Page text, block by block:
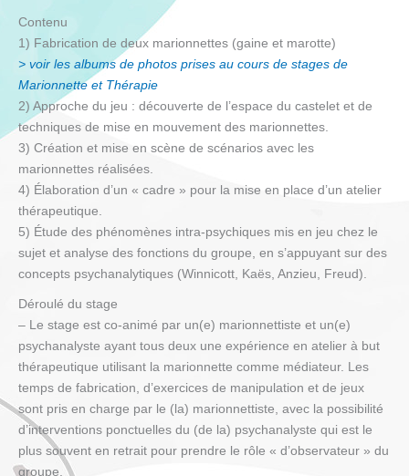
Contenu
1) Fabrication de deux marionnettes (gaine et marotte)
> voir les albums de photos prises au cours de stages de
Marionnette et Thérapie
2) Approche du jeu : découverte de l’espace du castelet et de
techniques de mise en mouvement des marionnettes.
3) Création et mise en scène de scénarios avec les
marionnettes réalisées.
4) Élaboration d’un « cadre » pour la mise en place d’un atelier
thérapeutique.
5) Étude des phénomènes intra-psychiques mis en jeu chez le
sujet et analyse des fonctions du groupe, en s’appuyant sur des
concepts psychanalytiques (Winnicott, Kaës, Anzieu, Freud).
Déroulé du stage
– Le stage est co-animé par un(e) marionnettiste et un(e)
psychanalyste ayant tous deux une expérience en atelier à but
thérapeutique utilisant la marionnette comme médiateur. Les
temps de fabrication, d’exercices de manipulation et de jeux
sont pris en charge par le (la) marionnettiste, avec la possibilité
d’interventions ponctuelles du (de la) psychanalyste qui est le
plus souvent en retrait pour prendre le rôle « d’observateur » du
groupe.